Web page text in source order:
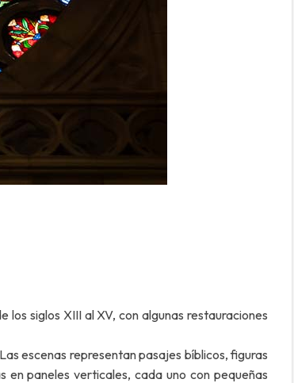
siglos XIII al XV, con algunas restauraciones
escenas representan pasajes bíblicos, figuras
paneles verticales, cada uno con pequeñas